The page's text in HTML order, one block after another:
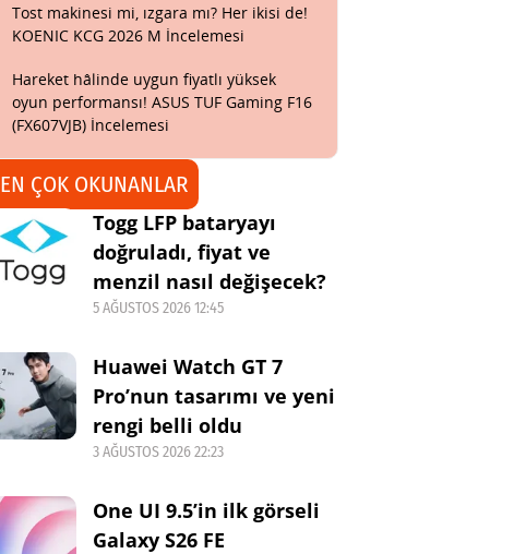
Tost makinesi mi, ızgara mı? Her ikisi de!
KOENIC KCG 2026 M İncelemesi
Hareket hâlinde uygun fiyatlı yüksek
oyun performansı! ASUS TUF Gaming F16
(FX607VJB) İncelemesi
EN ÇOK OKUNANLAR
Togg LFP bataryayı
doğruladı, fiyat ve
menzil nasıl değişecek?
5 AĞUSTOS 2026 12:45
Huawei Watch GT 7
Pro’nun tasarımı ve yeni
rengi belli oldu
3 AĞUSTOS 2026 22:23
One UI 9.5’in ilk görseli
Galaxy S26 FE